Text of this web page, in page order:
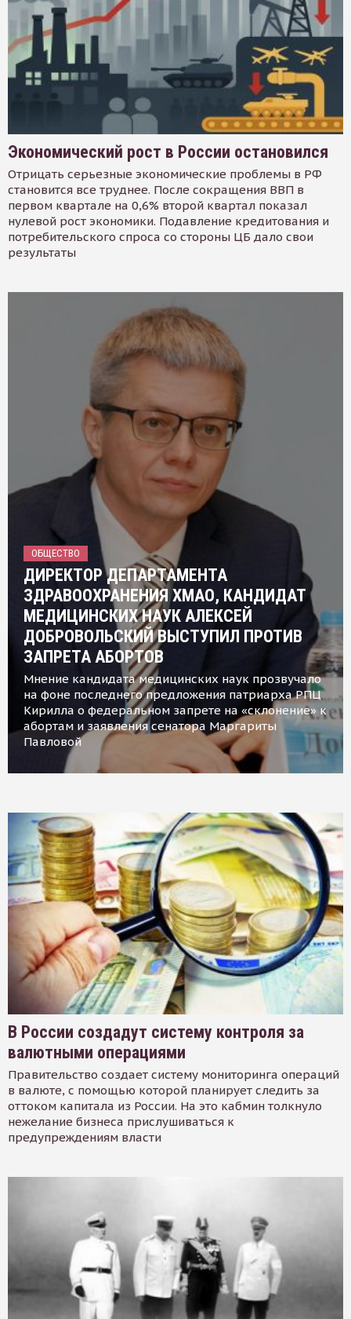
Экономический рост в России остановился
Отрицать серьезные экономические проблемы в РФ
становится все труднее. После сокращения ВВП в
первом квартале на 0,6% второй квартал показал
нулевой рост экономики. Подавление кредитования и
потребительского спроса со стороны ЦБ дало свои
результаты
ОБЩЕСТВО
ДИРЕКТОР ДЕПАРТАМЕНТА
ЗДРАВООХРАНЕНИЯ ХМАО, КАНДИДАТ
МЕДИЦИНСКИХ НАУК АЛЕКСЕЙ
ДОБРОВОЛЬСКИЙ ВЫСТУПИЛ ПРОТИВ
ЗАПРЕТА АБОРТОВ
Мнение кандидата медицинских наук прозвучало
на фоне последнего предложения патриарха РПЦ
Кирилла о федеральном запрете на «склонение» к
абортам и заявления сенатора Маргариты
Павловой
В России создадут систему контроля за
валютными операциями
Правительство создает систему мониторинга операций
в валюте, с помощью которой планирует следить за
оттоком капитала из России. На это кабмин толкнуло
нежелание бизнеса прислушиваться к
предупреждениям власти